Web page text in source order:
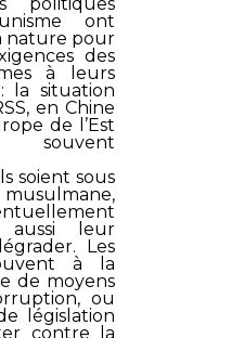
ont
nature pour
des
à leurs
la situation
en Chine
de l’Est
souvent
soient sous
aussi leur
Les
à la
de moyens
ou
législation
contre la